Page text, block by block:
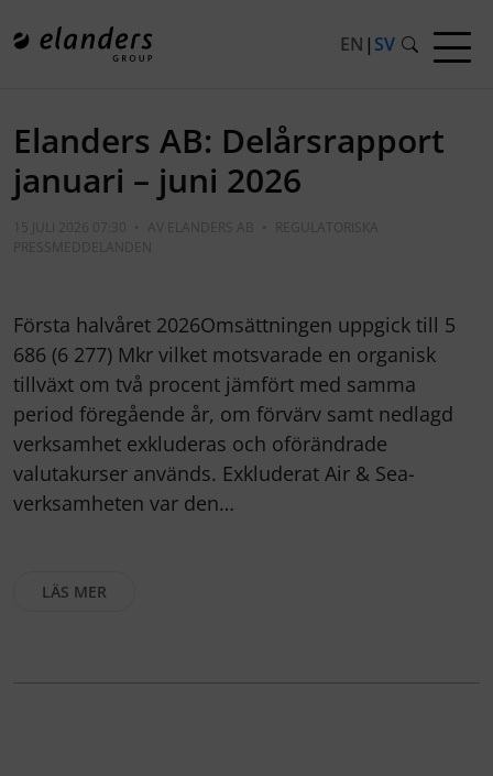
EN | SV
Elanders AB: Delårsrapport
januari – juni 2026
• AV ELANDERS AB •
Första halvåret 2026Omsättningen uppgick till 5
686 (6 277) Mkr vilket motsvarade en organisk
tillväxt om två procent jämfört med samma
period föregående år, om förvärv samt nedlagd
verksamhet exkluderas och oförändrade
valutakurser används. Exkluderat Air & Sea-
verksamheten var den…
LÄS MER